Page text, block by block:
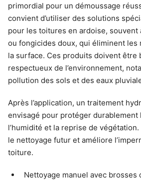
primordial pour un démoussage
convient d’utiliser des solutions
pour les toitures en ardoise, souvent
ou fongicides doux, qui éliminent les
la surface. Ces produits doivent être
respectueux de l’environnement,
pollution des sols et des eaux
Après l’application, un traitement
envisagé pour protéger durablement
l’humidité et la reprise de
le nettoyage futur et améliore
toiture.
Nettoyage manuel avec brosses